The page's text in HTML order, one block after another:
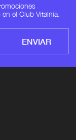
el Club Vitalnia.
ENVIAR